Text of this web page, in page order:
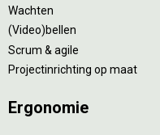
Wachten
(Video)bellen
Scrum & agile
Projectinrichting op maat
Ergonomie